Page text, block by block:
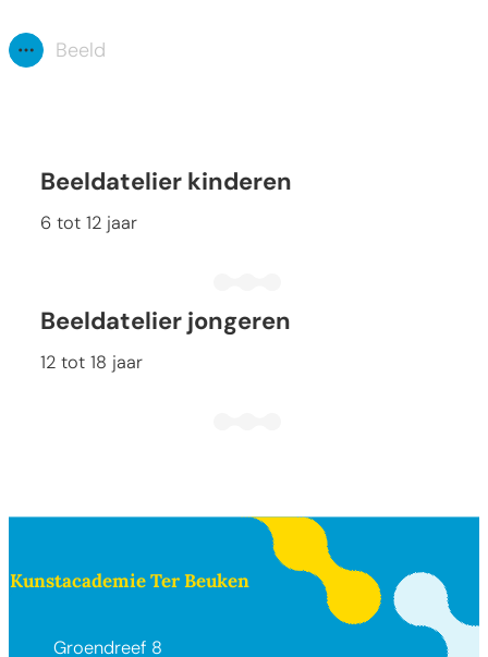
Toon alle broodkruimel items
Beeld
Beeldatelier kinderen
6 tot 12 jaar
Beeldatelier jongeren
12 tot 18 jaar
Contact & openingsuren
Kunstacademie Ter Beuken
AdresGroendreef 8